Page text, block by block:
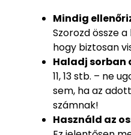
Mindig
Szorozd össze
hogy biztosan
Haladj sorban
11, 13 stb. – ne
sem, ha az
számnak!
Használd az